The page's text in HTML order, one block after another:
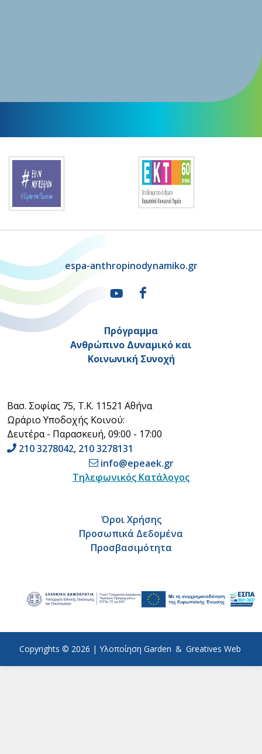
espa-anthropinodynamiko.gr
Βασ. Σοφίας 75, Τ.Κ. 11521 Αθήνα
Ωράριο Υποδοχής Κοινού:
Δευτέρα - Παρασκευή, 09:00 - 17:00
210 3278042, 210 3278131
info@epeaek.gr
Τηλεφωνικός Κατάλογος
Πρόγραμμα
Ανθρώπινο Δυναμικό και
Κοινωνική Συνοχή
Όροι Χρήσης
Προσωπικά Δεδομένα
Προσβασιμότητα
Copyrights © 2026 | Υλοποίηση Garden & Greatives Web